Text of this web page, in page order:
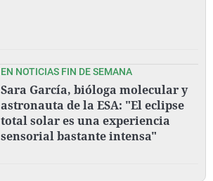
EN NOTICIAS FIN DE SEMANA
Sara García, bióloga molecular y
astronauta de la ESA: "El eclipse
total solar es una experiencia
sensorial bastante intensa"